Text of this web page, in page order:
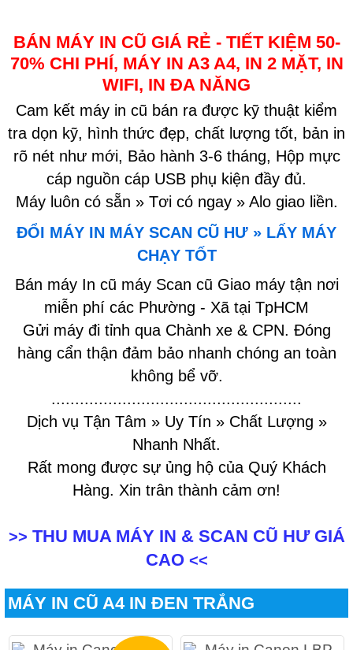
BÁN MÁY IN CŨ GIÁ RẺ - TIẾT KIỆM 50-
70% CHI PHÍ, MÁY IN A3 A4, IN 2 MẶT, IN
WIFI, IN ĐA NĂNG
Cam kết máy in cũ bán ra được kỹ thuật kiểm
tra dọn kỹ, hình thức đẹp, chất lượng tốt, bản in
rõ nét như mới, Bảo hành 3-6 tháng, Hộp mực
cáp nguồn cáp USB phụ kiện đầy đủ.
Máy luôn có sẵn » Tơi có ngay » Alo giao liền.
ĐỔI MÁY IN MÁY SCAN CŨ HƯ » LẤY MÁY
CHẠY TỐT
Bán máy In cũ máy Scan cũ Giao máy tận nơi
miễn phí các Phường - Xã tại TpHCM
Gửi máy đi tỉnh qua Chành xe & CPN. Đóng
hàng cẩn thận đảm bảo nhanh chóng an toàn
không bể vỡ.
.....................................................
Dịch vụ Tận Tâm » Uy Tín » Chất Lượng »
Nhanh Nhất.
Rất mong được sự ủng hộ của Quý Khách
Hàng. Xin trân thành cảm ơn!
>> THU MUA MÁY IN & SCAN CŨ HƯ GIÁ
CAO<<
MÁY IN CŨ A4 IN ĐEN TRẮNG